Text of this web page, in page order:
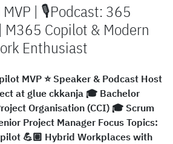
| 🎙️Podcast: 365
M365 Copilot & Modern
Enthusiast
MVP ⭐️ Speaker & Podcast Host
at glue ckkanja 🎓 Bachelor
Organisation (CCI) 🎓 Scrum
Project Manager Focus Topics:
💪🏽 Hybrid Workplaces with